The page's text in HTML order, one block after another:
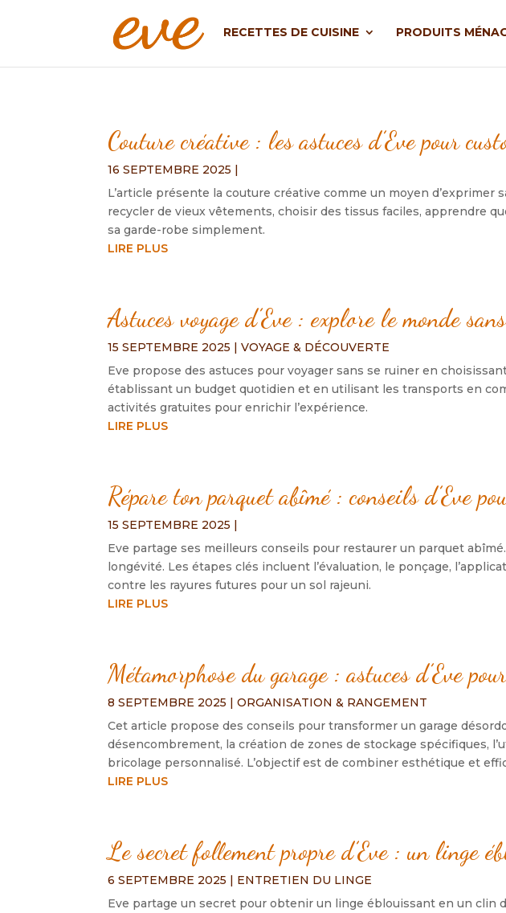
RECETTES DE CUISINE PRODUITS
Couture créative : les astuces d’Eve pour
16 SEPTEMBRE 2025 |
L’article présente la couture créative comme un moyen
recycler de vieux vêtements, choisir des tissus faciles, apprendre
sa garde-robe simplement.
LIRE PLUS
Astuces voyage d’Eve : explore le monde
15 SEPTEMBRE 2025 |VOYAGE & DÉCOUVERTE
Eve propose des astuces pour voyager sans se ruiner en
établissant un budget quotidien et en utilisant les transports en
activités gratuites pour enrichir l’expérience.
LIRE PLUS
Répare ton parquet abîmé : conseils d’Eve
15 SEPTEMBRE 2025 |
Eve partage ses meilleurs conseils pour restaurer un parquet
longévité. Les étapes clés incluent l’évaluation, le ponçage,
contre les rayures futures pour un sol rajeuni.
LIRE PLUS
Métamorphose du garage : astuces d’Eve
8 SEPTEMBRE 2025 |ORGANISATION & RANGEMENT
Cet article propose des conseils pour transformer un garage
désencombrement, la création de zones de stockage spécifiques,
bricolage personnalisé. L’objectif est de combiner esthétique et
LIRE PLUS
Le secret follement propre d’Eve : un linge
6 SEPTEMBRE 2025 | ENTRETIEN DU LINGE
Eve partage un secret pour obtenir un linge éblouissant en un clin